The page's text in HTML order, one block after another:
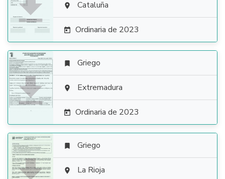
  Cataluña
 Ordinaria de 2023

 Griego
 Extremadura
 Ordinaria de 2023
 Griego
 La Rioja